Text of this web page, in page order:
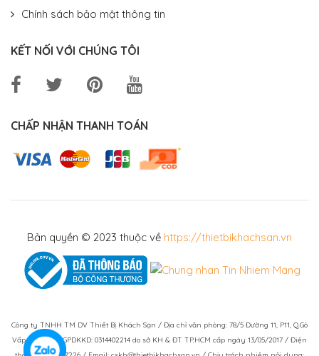
Chính sách bảo mật thông tin
KẾT NỐI VỚI CHÚNG TÔI
CHẤP NHẬN THANH TOÁN
Bản quyền © 2023 thuộc về https://thietbikhachsan.vn
Công ty TNHH TM DV Thiết Bị Khách Sạn / Địa chỉ văn phòng: 78/5 Đường 11, P11, Q.Gò
Vấp, TPHCM / GPDKKD: 0314402214 do sở KH & ĐT TP.HCM cấp ngày 13/05/2017 / Điện